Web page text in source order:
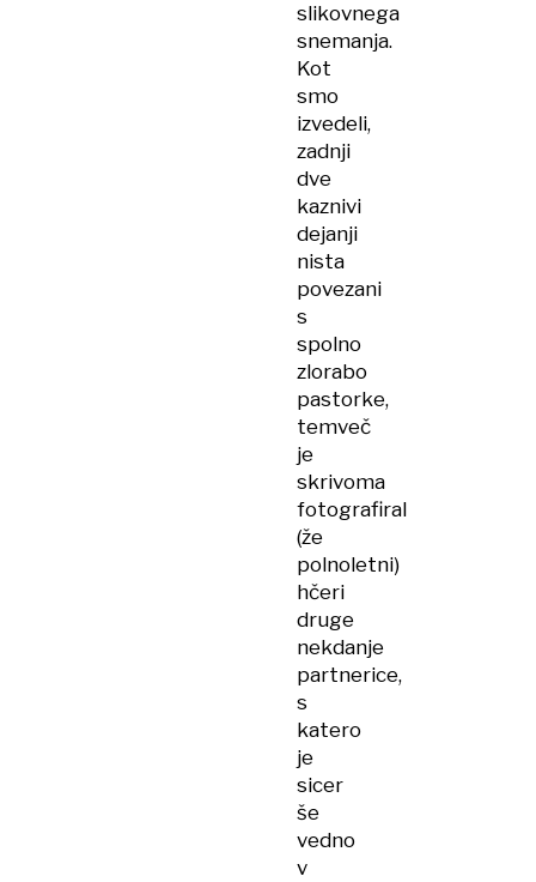
slikovnega
snemanja.
Kot
smo
izvedeli,
zadnji
dve
kaznivi
dejanji
nista
povezani
s
spolno
zlorabo
pastorke,
temveč
je
skrivoma
fotografiral
(že
polnoletni)
hčeri
druge
nekdanje
partnerice,
s
katero
je
sicer
še
vedno
v